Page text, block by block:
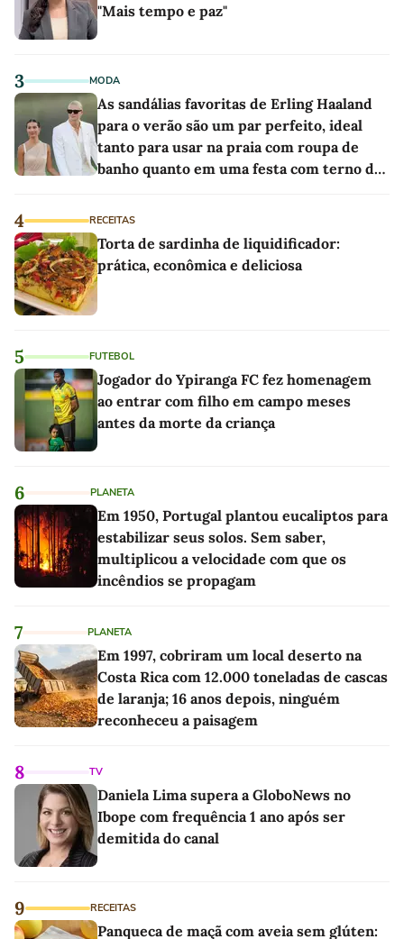
"Mais tempo e paz"
3 MODA
As sandálias favoritas de Erling Haaland
para o verão são um par perfeito, ideal
tanto para usar na praia com roupa de
banho quanto em uma festa com terno de
4 RECEITAS
Torta de sardinha de liquidificador:
prática, econômica e deliciosa
5 FUTEBOL
Jogador do Ypiranga FC fez homenagem
ao entrar com filho em campo meses
antes da morte da criança
6 PLANETA
Em 1950, Portugal plantou eucaliptos para
estabilizar seus solos. Sem saber,
multiplicou a velocidade com que os
incêndios se propagam
7 PLANETA
Em 1997, cobriram um local deserto na
Costa Rica com 12.000 toneladas de cascas
de laranja; 16 anos depois, ninguém
reconheceu a paisagem
8 TV
Daniela Lima supera a GloboNews no
Ibope com frequência 1 ano após ser
demitida do canal
9 RECEITAS
Panqueca de maçã com aveia sem glúten: